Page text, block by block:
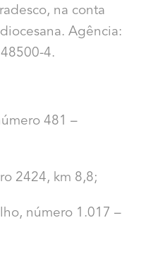
na conta
Agência:
4.
481 –
2424, km 8,8;
número 1.017 –